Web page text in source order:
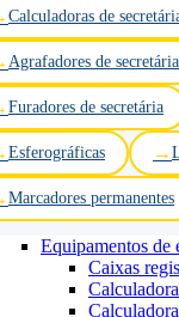
Calculadoras de
Agrafadores de secretária
Furadores de secretária
Esferográficas
Marcadores permanentes
Equipamentos de
Caixas